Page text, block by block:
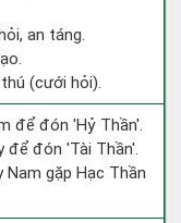
an táng.
(cưới hỏi).
để đón 'Hỷ Thần'.
để đón 'Tài Thần'.
Nam gặp Hạc Thần